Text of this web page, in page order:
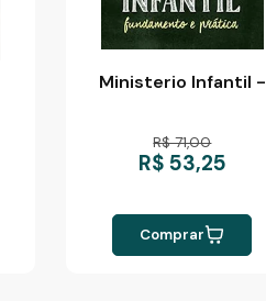
Ministerio Infantil -
R$ 71,00
R$ 53,25
Comprar